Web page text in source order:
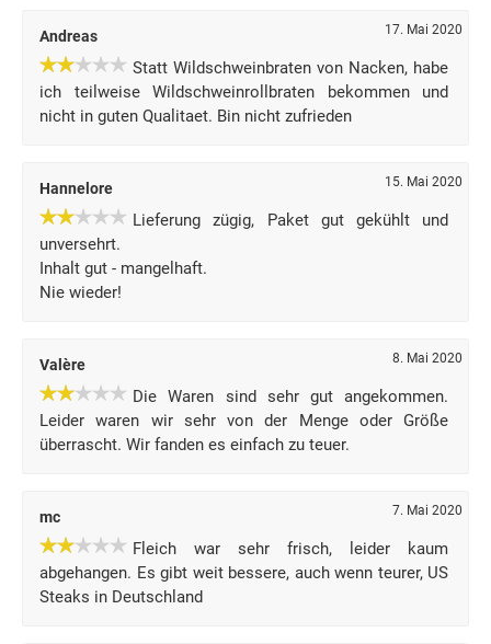
Andreas 17. Mai 2020
Statt Wildschweinbraten von Nacken, habe
ich teilweise Wildschweinrollbraten bekommen und
nicht in guten Qualitaet. Bin nicht zufrieden
Hannelore 15. Mai 2020
Lieferung zügig, Paket gut gekühlt und
unversehrt.
Inhalt gut - mangelhaft.
Nie wieder!
Valère 8. Mai 2020
Die Waren sind sehr gut angekommen.
Leider waren wir sehr von der Menge oder Größe
überrascht. Wir fanden es einfach zu teuer.
mc 7. Mai 2020
Fleich war sehr frisch, leider kaum
abgehangen. Es gibt weit bessere, auch wenn teurer, US
Steaks in Deutschland